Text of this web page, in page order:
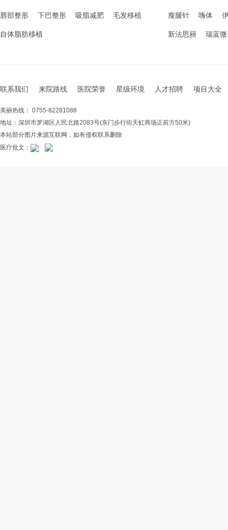
唇部整形 下巴整形 吸脂减肥 毛发移植
自体脂肪移植
瘦腿针 嗨体
新法思丽 瑞蓝
联系我们 来院路线 医院荣誉 星级环境 人才招聘 项目大全
美丽热线： 0755-82281088
地址：深圳市罗湖区人民北路2083号(东门步行街天虹商场正前方50米)
本站部分图片来源互联网，如有侵权联系删除
医疗批文：